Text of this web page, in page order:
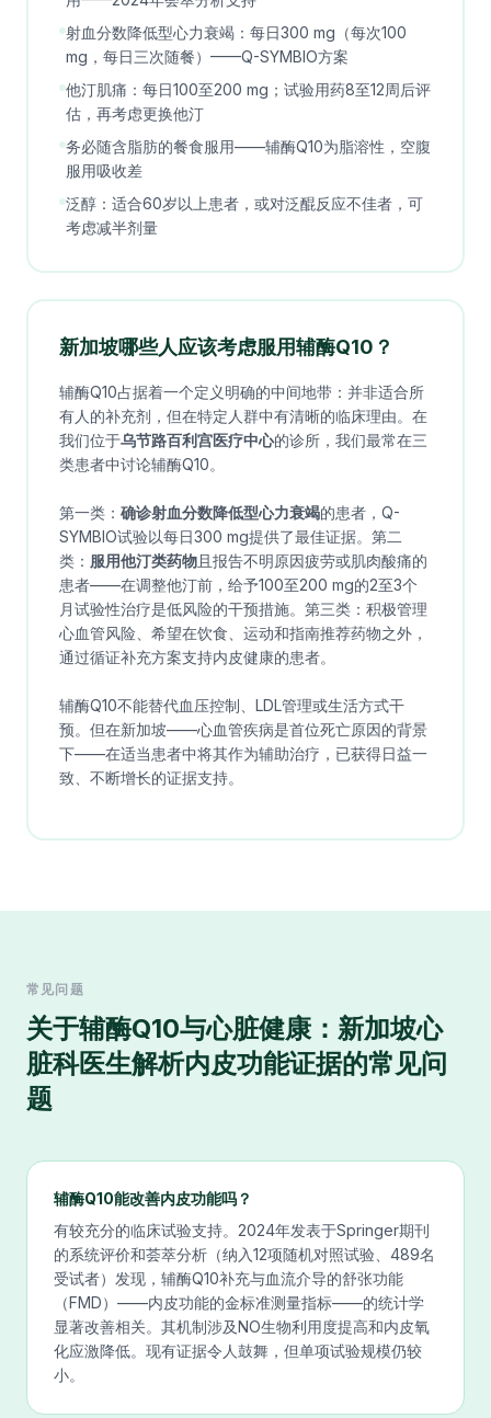
射血分数降低型心力衰竭：每日300 mg（每次100
mg，每日三次随餐）——Q-SYMBIO方案
他汀肌痛：每日100至200 mg；试验用药8至12周后评
估，再考虑更换他汀
务必随含脂肪的餐食服用——辅酶Q10为脂溶性，空腹
服用吸收差
泛醇：适合60岁以上患者，或对泛醌反应不佳者，可
考虑减半剂量
新加坡哪些人应该考虑服用辅酶Q10？
辅酶Q10占据着一个定义明确的中间地带：并非适合所
有人的补充剂，但在特定人群中有清晰的临床理由。在
我们位于乌节路百利宫医疗中心的诊所，我们最常在三
类患者中讨论辅酶Q10。
第一类： 确诊射血分数降低型心力衰竭的患者，Q-
SYMBIO试验以每日300 mg提供了最佳证据。第二
类： 服用他汀类药物且报告不明原因疲劳或肌肉酸痛的
患者——在调整他汀前，给予100至200 mg的2至3个
月试验性治疗是低风险的干预措施。第三类：积极管理
心血管风险、希望在饮食、运动和指南推荐药物之外，
通过循证补充方案支持内皮健康的患者。
辅酶Q10不能替代血压控制、LDL管理或生活方式干
预。但在新加坡——心血管疾病是首位死亡原因的背景
下——在适当患者中将其作为辅助治疗，已获得日益一
致、不断增长的证据支持。
常见问题
关于辅酶Q10与心脏健康：新加坡心
脏科医生解析内皮功能证据的常见问
题
辅酶Q10能改善内皮功能吗？
有较充分的临床试验支持。2024年发表于Springer期刊
的系统评价和荟萃分析（纳入12项随机对照试验、489名
受试者）发现，辅酶Q10补充与血流介导的舒张功能
（FMD）——内皮功能的金标准测量指标——的统计学
显著改善相关。其机制涉及NO生物利用度提高和内皮氧
化应激降低。现有证据令人鼓舞，但单项试验规模仍较
小。